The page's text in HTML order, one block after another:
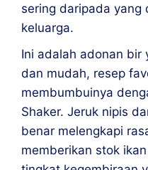
sering daripada yang
keluarga.
Ini adalah adonan bir
dan mudah, resep
membumbuinya
Shaker. Jeruk nipis
benar melengkapi
memberikan stok